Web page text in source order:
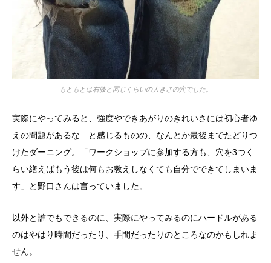
もともとは右膝と同じくらいの大きさの穴でした。
実際にやってみると、強度やできあがりのきれいさには初心者ゆ
えの問題があるな…と感じるものの、なんとか最後までたどりつ
けたダーニング。「ワークショップに参加する方も、穴を3つく
らい繕えばもう後は何もお教えしなくても自分でできてしまいま
す」と野口さんは言っていました。
以外と誰でもできるのに、実際にやってみるのにハードルがある
のはやはり時間だったり、手間だったりのところなのかもしれま
せん。